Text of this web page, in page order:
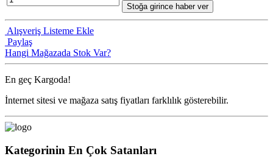
Stoğa girince haber ver
Alışveriş Listeme Ekle
Paylaş
Hangi Mağazada Stok Var?
En geç Kargoda!
İnternet sitesi ve mağaza satış fiyatları farklılık gösterebilir.
Kategorinin En Çok Satanları